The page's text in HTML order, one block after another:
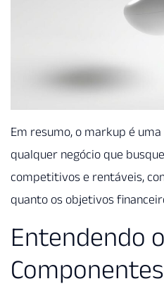
Em resumo, o markup é
qualquer negócio que
competitivos e rentáveis,
quanto os objetivos
Entendendo